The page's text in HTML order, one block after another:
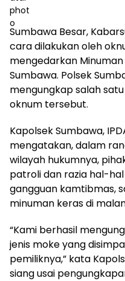
Sumbawa Besar,
cara dilakukan oleh
mengedarkan
Sumbawa. Polsek
mengungkap salah
oknum tersebut.
Kapolsek Sumbawa,
mengatakan, dalam
wilayah hukumnya,
patroli dan razia hal-
gangguan kamtibmas,
minuman keras di
“Kami berhasil
jenis moke yang
pemiliknya,” kata
siang usai